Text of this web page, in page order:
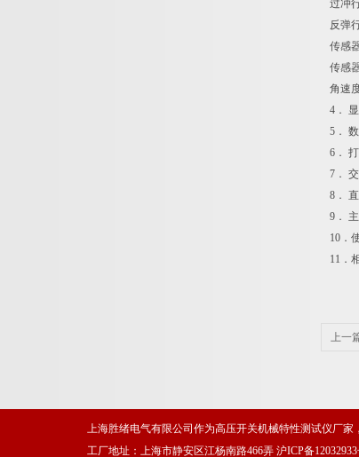
过冲
反弹
传感
传感
角速
4．
5．
6．
7．
8．
9．
10．
11．
上一
上海胜绪电气有限公司作为高压开关机械特性测试仪厂
工厂地址：上海市静安区江杨南路466弄 沪ICP备